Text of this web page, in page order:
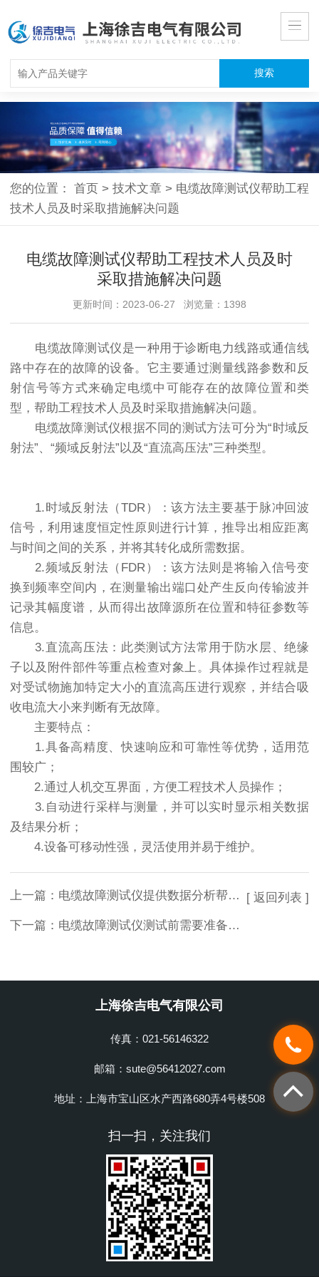
您的位置：首页 > 技术文章 > 电缆故障测试仪帮助工程
技术人员及时采取措施解决问题
电缆故障测试仪帮助工程技术人员及时
采取措施解决问题
更新时间：2023-06-27 浏览量：1398
电缆故障测试仪是一种用于诊断电力线路或通信线
路中存在的故障的设备。它主要通过测量线路参数和反
射信号等方式来确定电缆中可能存在的故障位置和类
型，帮助工程技术人员及时采取措施解决问题。
电缆故障测试仪根据不同的测试方法可分为“时域反
射法”、“频域反射法”以及“直流高压法”三种类型。
1.时域反射法（TDR）：该方法主要基于脉冲回波
信号，利用速度恒定性原则进行计算，推导出相应距离
与时间之间的关系，并将其转化成所需数据。
2.频域反射法（FDR）：该方法则是将输入信号变
换到频率空间内，在测量输出端口处产生反向传输波并
记录其幅度谱，从而得出故障源所在位置和特征参数等
信息。
3.直流高压法：此类测试方法常用于防水层、绝缘
子以及附件部件等重点检查对象上。具体操作过程就是
对受试物施加特定大小的直流高压进行观察，并结合吸
收电流大小来判断有无故障。
主要特点：
1.具备高精度、快速响应和可靠性等优势，适用范
围较广；
2.通过人机交互界面，方便工程技术人员操作；
3.自动进行采样与测量，并可以实时显示相关数据
及结果分析；
4.设备可移动性强，灵活使用并易于维护。
上一篇： 电缆故障测试仪提供数据分析帮助工程师进行维修和处理
下一篇： 电缆故障测试仪测试前需要准备好测试工具和设备
[ 返回列表 ]
上海徐吉电气有限公司
传真：021-56146322
邮箱：sute@56412027.com
地址：上海市宝山区水产西路680弄4号楼508
扫一扫，关注我们